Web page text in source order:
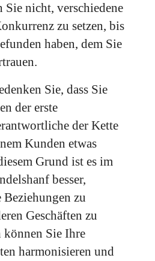
Sie nicht, verschiedene
zu setzen, bis
haben, dem Sie
Sie, dass Sie
der erste
der Kette
Kunden etwas
Grund ist es im
besser,
zu
Geschäften zu
Sie Ihre
harmonisieren und